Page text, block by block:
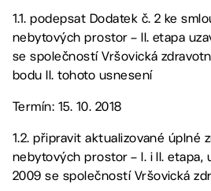
1.1. podepsat Dodatek č. 2 ke
nebytových prostor – II. etapa
se společností Vršovická
bodu II. tohoto usnesení
Termín: 15. 10. 2018
1.2. připravit aktualizované úplné
nebytových prostor – I. i II. etapa,
2009 se společností Vršovická